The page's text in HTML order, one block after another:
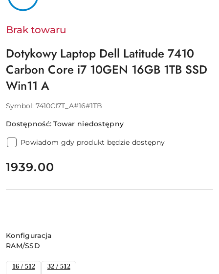
Brak towaru
Dotykowy Laptop Dell Latitude 7410
Carbon Core i7 10GEN 16GB 1TB SSD
Win11 A
Symbol: 7410CI7T_A#16#1TB
Dostępność:Towar niedostępny
Powiadom gdy produkt będzie dostępny
cena:
1939.00
Wariant
Konfiguracja
RAM/SSD
16 / 512 32 / 512